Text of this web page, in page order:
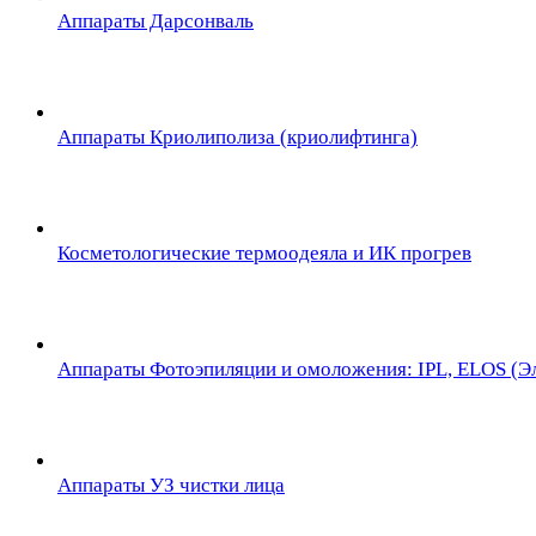
Аппараты Дарсонваль
Аппараты Криолиполиза (криолифтинга)
Косметологические термоодеяла и ИК прогрев
Аппараты Фотоэпиляции и омоложения: IPL, ELOS
Аппараты УЗ чистки лица